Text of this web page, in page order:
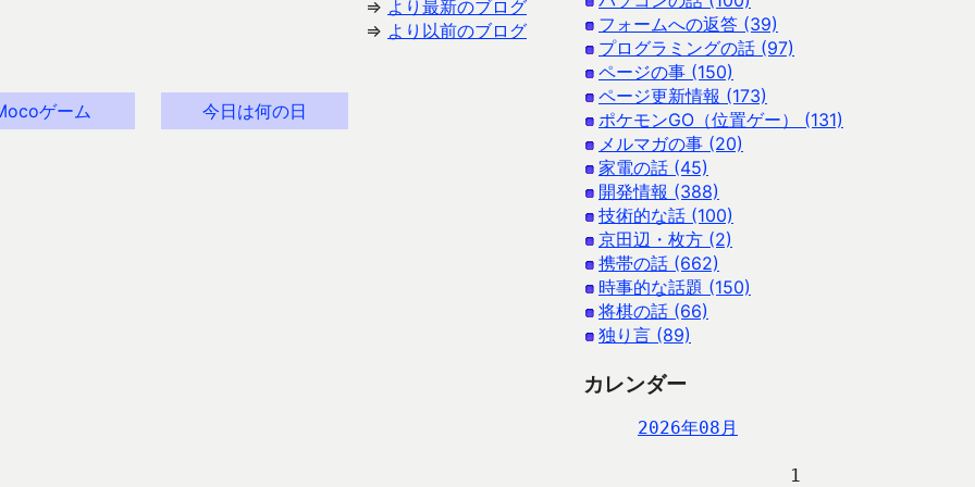
⇒ より最新のブログ
⇒ より以前のブログ
ゲーム 今日は何の日
フォームへの返答 (39)
プログラミングの話 (97)
ページの事 (150)
ページ更新情報 (173)
ポケモンGO（位置ゲー） (131)
メルマガの事 (20)
家電の話 (45)
開発情報 (388)
技術的な話 (100)
京田辺・枚方 (2)
携帯の話 (662)
時事的な話題 (150)
将棋の話 (66)
独り言 (89)
カレンダー
2026年08月
                   1